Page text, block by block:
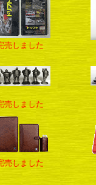
売しました
売しました
売しました